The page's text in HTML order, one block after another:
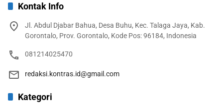
Kontak Info
Jl. Abdul Djabar Bahua, Desa Buhu, Kec. Talaga Jaya, Kab.
Gorontalo, Prov. Gorontalo, Kode Pos: 96184, Indonesia
081214025470
redaksi.kontras.id@gmail.com
Kategori